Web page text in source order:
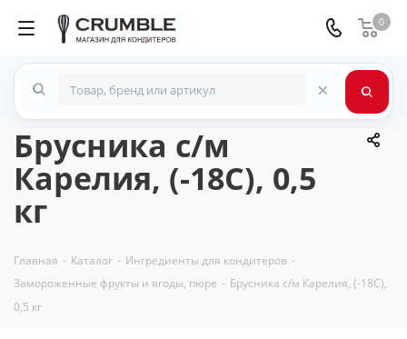
0
×
Брусника с/м
Карелия, (-18С), 0,5
кг
Главная - Каталог - Ингредиенты для кондитеров -
Замороженные фрукты и ягоды, пюре - Брусника с/м Карелия, (-18С),
0,5 кг